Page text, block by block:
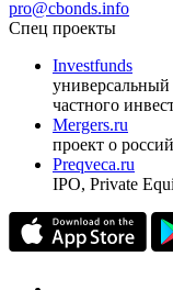
pro@cbonds.info
Спец проекты
Investfunds
частного
Mergers.ru
проект о
Preqveca.ru
IPO, Private